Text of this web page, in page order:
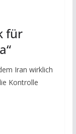
für
Iran wirklich
Kontrolle